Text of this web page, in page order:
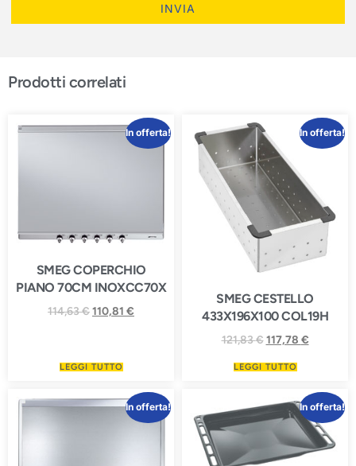
INVIA
Prodotti correlati
In offerta!
SMEG COPERCHIO
PIANO 70CM INOXCC70X
114,63€110,81 €
LEGGI TUTTO
In offerta!
SMEG CESTELLO
433X196X100 COL19H
121,83€ 117,78 €
LEGGI TUTTO
In offerta! In offerta!